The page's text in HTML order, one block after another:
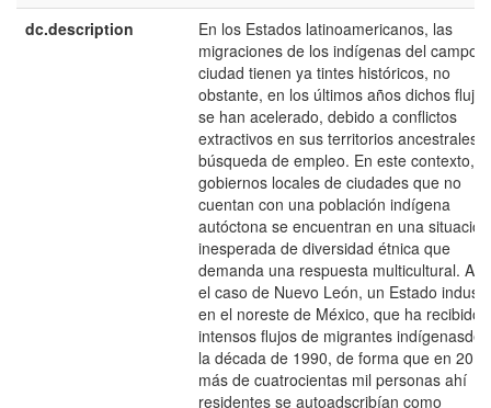
dc.description
En los Estados latinoamericanos, las
migraciones de los indígenas del campo
ciudad tienen ya tintes históricos, no
obstante, en los últimos años dichos flujos
se han acelerado, debido a conflictos
extractivos en sus territorios ancestrales
búsqueda de empleo. En este contexto,
gobiernos locales de ciudades que no
cuentan con una población indígena
autóctona se encuentran en una situación
inesperada de diversidad étnica que
demanda una respuesta multicultural. Así
el caso de Nuevo León, un Estado
en el noreste de México, que ha recibido
intensos flujos de migrantes
la década de 1990, de forma que en 2015
más de cuatrocientas mil personas ahí
residentes se autoadscribían como